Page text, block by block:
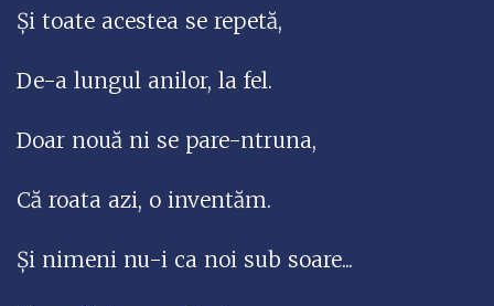
Și toate acestea se repetă,
De-a lungul anilor, la fel.
Doar nouă ni se pare-ntruna,
Că roata azi, o inventăm.
Și nimeni nu-i ca noi sub soare...